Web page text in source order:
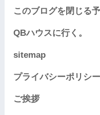
このブログを閉じる
QBハウスに行く。
sitemap
プライバシーポリシー
ご挨拶